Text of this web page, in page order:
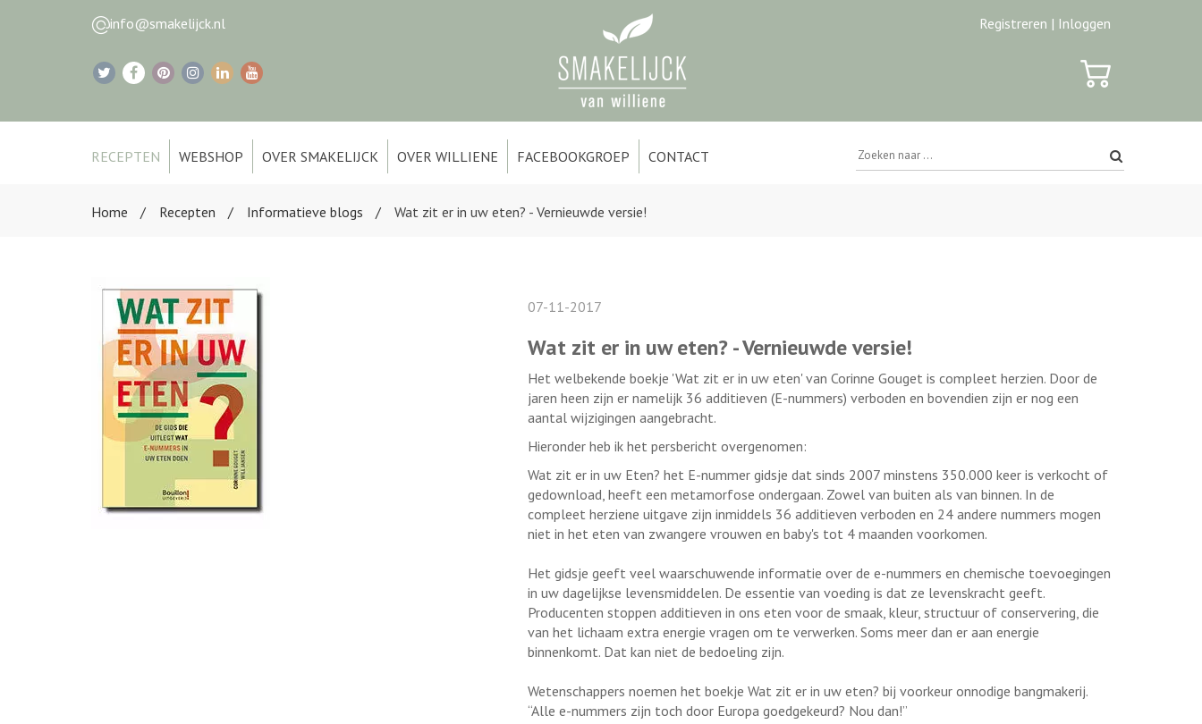
info@smakelijck.nl Registreren | Inloggen
RECEPTEN WEBSHOP OVER SMAKELIJCK OVER WILLIENE FACEBOOKGROEP CONTACT
Home Recepten Informatieve blogs Wat zit er in uw eten? - Vernieuwde versie!
07-11-2017
Wat zit er in uw eten? - Vernieuwde versie!
Het welbekende boekje 'Wat zit er in uw eten' van Corinne Gouget is compleet herzien. Door de
jaren heen zijn er namelijk 36 additieven (E-nummers) verboden en bovendien zijn er nog een
aantal wijzigingen aangebracht.
Hieronder heb ik het persbericht overgenomen:
Wat zit er in uw Eten? het E-nummer gidsje dat sinds 2007 minstens 350.000 keer is verkocht of
gedownload, heeft een metamorfose ondergaan. Zowel van buiten als van binnen. In de
compleet herziene uitgave zijn inmiddels 36 additieven verboden en 24 andere nummers mogen
niet in het eten van zwangere vrouwen en baby's tot 4 maanden voorkomen.
Het gidsje geeft veel waarschuwende informatie over de e-nummers en chemische toevoegingen
in uw dagelijkse levensmiddelen. De essentie van voeding is dat ze levenskracht geeft.
Producenten stoppen additieven in ons eten voor de smaak, kleur, structuur of conservering, die
van het lichaam extra energie vragen om te verwerken. Soms meer dan er aan energie
binnenkomt. Dat kan niet de bedoeling zijn.
Wetenschappers noemen het boekje Wat zit er in uw eten? bij voorkeur onnodige bangmakerij.
“Alle e-nummers zijn toch door Europa goedgekeurd? Nou dan!”